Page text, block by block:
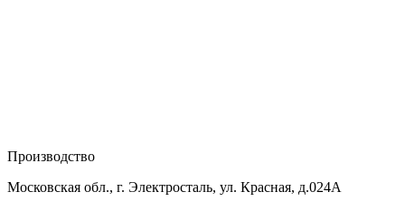
Производство
Московская обл., г. Электросталь, ул. Красная, д.024А